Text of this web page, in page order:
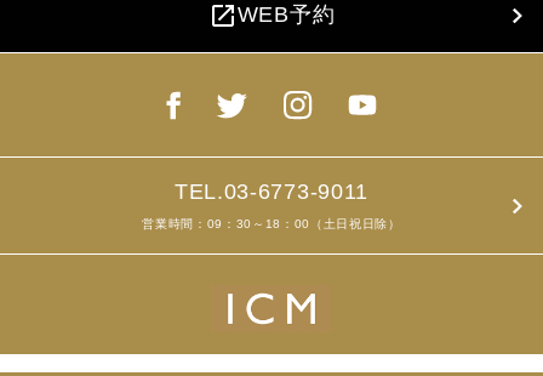
open_in_newWEB予約
TEL.03-6773-9011
営業時間：09：30～18：00（土日祝日除）